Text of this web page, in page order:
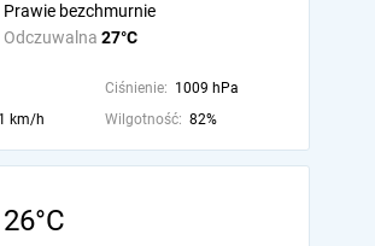
Odczuwalna 27°C
Prawie bezchmurnie
Ciśnienie: 1009 hPa
km/h Wilgotność: 82%
26°C